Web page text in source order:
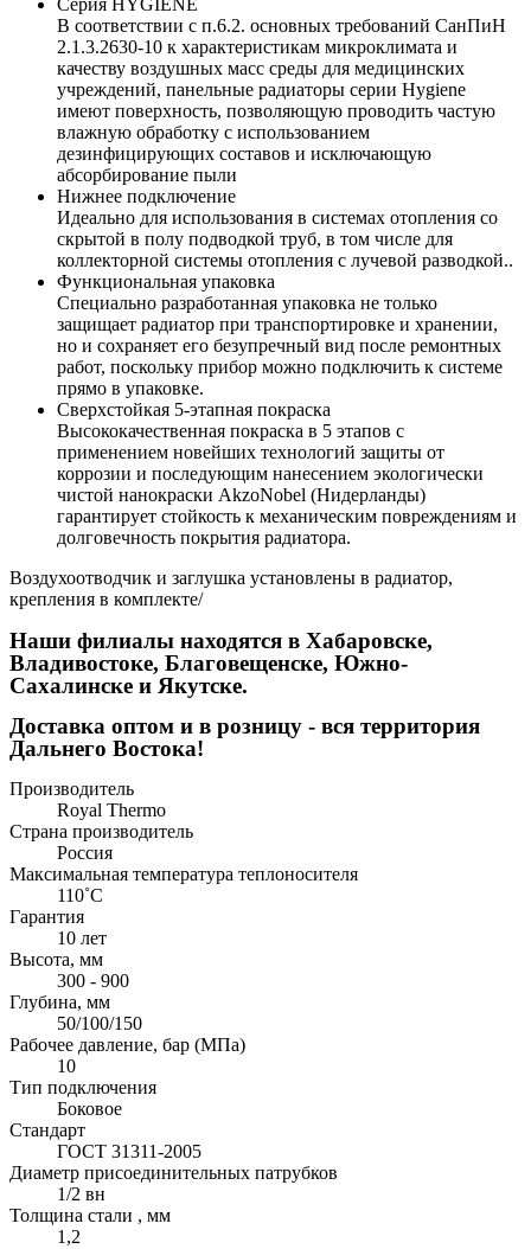
Серия HYGIENE
В соответствии с п.6.2. основных требований СанПиН
2.1.3.2630-10 к характеристикам микроклимата и
качеству воздушных масс среды для медицинских
учреждений, панельные радиаторы серии Hygiene
имеют поверхность, позволяющую проводить частую
влажную обработку с использованием
дезинфицирующих составов и исключающую
абсорбирование пыли
Нижнее подключение
Идеально для использования в системах отопления со
скрытой в полу подводкой труб, в том числе для
коллекторной системы отопления с лучевой разводкой..
Функциональная упаковка
Специально разработанная упаковка не только
защищает радиатор при транспортировке и хранении,
но и сохраняет его безупречный вид после ремонтных
работ, поскольку прибор можно подключить к системе
прямо в упаковке.
Сверхстойкая 5-этапная покраска
Высококачественная покраска в 5 этапов с
применением новейших технологий защиты от
коррозии и последующим нанесением экологически
чистой нанокраски AkzoNobel (Нидерланды)
гарантирует стойкость к механическим повреждениям и
долговечность покрытия радиатора.
Воздухоотводчик и заглушка установлены в радиатор,
крепления в комплекте/
Наши филиалы находятся в Хабаровске,
Владивостоке, Благовещенске, Южно-
Сахалинске и Якутске.
Доставка оптом и в розницу - вся территория
Дальнего Востока!
Производитель
Royal Thermo
Страна производитель
Россия
Максимальная температура теплоносителя
110˚C
Гарантия
10 лет
Высота, мм
300 - 900
Глубина, мм
50/100/150
Рабочее давление, бар (МПа)
10
Тип подключения
Боковое
Стандарт
ГОСТ 31311-2005
Диаметр присоединительных патрубков
1/2 вн
Толщина стали , мм
1,2